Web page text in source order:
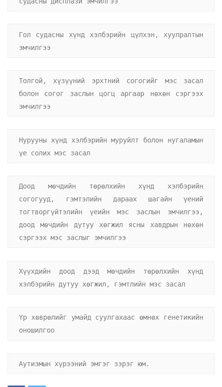
Гол судасны хүнд хэлбэрийн цүлхэн, хуулралтын
эмчилгээ
Толгой, хүзүүний эрхтний согогийг мэс засал
болон согог заслын цогц аргаар нөхөн сэргээх
эмчилгээ
Нурууны хүнд хэлбэрийн муруйлт болон нугаламын
үе солих мэс засал
Доод мөчдийн төрөлхийн хүнд хэлбэрийн
согогууд, гэмтэлийн дараах шагайн үений
тогтворгүйтэлийн үеийн мэс заслын эмчилгээ,
доод мөчдийн дутуу хөгжил ясны хавдрын нөхөн
сэргээх мэс заслыг эмчилгээ
Хүүхдийн доод дээд мөчдийн төрөлхийн хүнд
хэлбэрийн дутуу хөгжил, гэмтлийн мэс засал
Үр хөврөлийг умайд суулгахаас өмнөх генетикийн
оношилгоо
Аутизмын хүрээний эмгэг зэрэг юм.